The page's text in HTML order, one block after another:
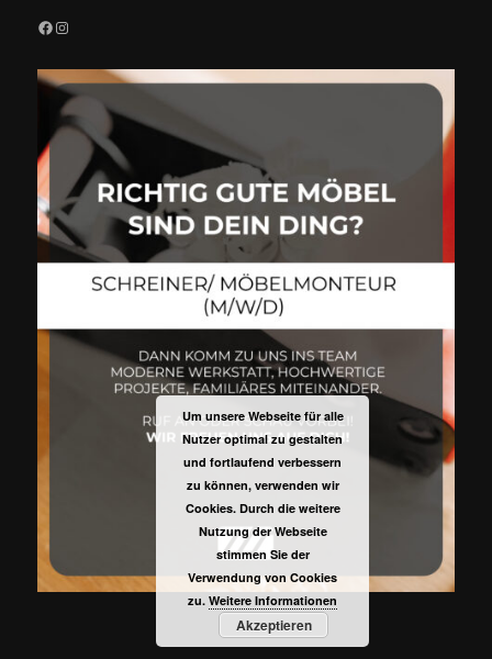
Facebook
Instagram
Um unsere Webseite für alle
Nutzer optimal zu gestalten
und fortlaufend verbessern
zu können, verwenden wir
Cookies. Durch die weitere
Nutzung der Webseite
stimmen Sie der
Verwendung von Cookies
zu. Weitere Informationen
Akzeptieren